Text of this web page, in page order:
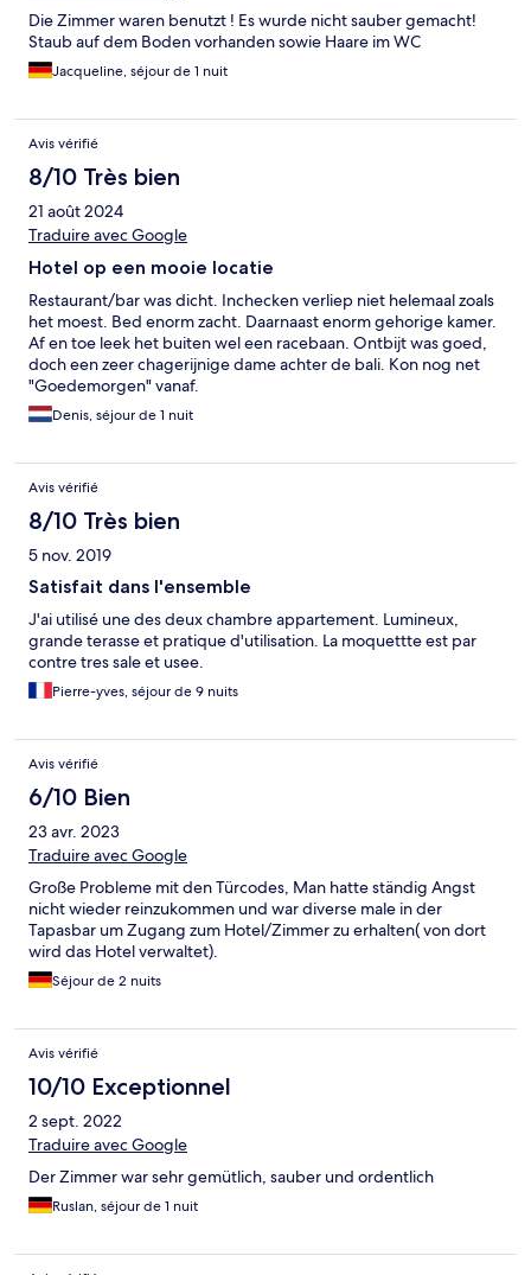
Die Zimmer waren benutzt ! Es wurde nicht sauber gemacht!
Staub auf dem Boden vorhanden sowie Haare im WC
Jacqueline, séjour de 1 nuit
Avis vérifié
8/10 Très bien
21 août 2024
Traduire avec Google
Hotel op een mooie locatie
Restaurant/bar was dicht. Inchecken verliep niet helemaal zoals
het moest. Bed enorm zacht. Daarnaast enorm gehorige kamer.
Af en toe leek het buiten wel een racebaan. Ontbijt was goed,
doch een zeer chagerijnige dame achter de bali. Kon nog net
"Goedemorgen" vanaf.
Denis, séjour de 1 nuit
Avis vérifié
8/10 Très bien
5 nov. 2019
Satisfait dans l'ensemble
J'ai utilisé une des deux chambre appartement. Lumineux,
grande terasse et pratique d'utilisation. La moquettte est par
contre tres sale et usee.
Pierre-yves, séjour de 9 nuits
Avis vérifié
6/10 Bien
23 avr. 2023
Traduire avec Google
Große Probleme mit den Türcodes, Man hatte ständig Angst
nicht wieder reinzukommen und war diverse male in der
Tapasbar um Zugang zum Hotel/Zimmer zu erhalten( von dort
wird das Hotel verwaltet).
Séjour de 2 nuits
Avis vérifié
10/10 Exceptionnel
2 sept. 2022
Traduire avec Google
Der Zimmer war sehr gemütlich, sauber und ordentlich
Ruslan, séjour de 1 nuit